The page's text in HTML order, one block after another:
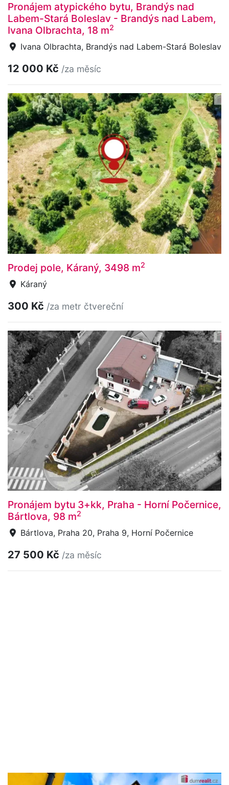
Pronájem atypického bytu, Brandýs nad
Labem-Stará Boleslav - Brandýs nad Labem,
Ivana Olbrachta, 18 m2
Ivana Olbrachta, Brandýs nad Labem-Stará Boleslav
12 000 Kč /za měsíc
Prodej pole, Káraný, 3498 m2
Káraný
300 Kč /za metr čtvereční
Pronájem bytu 3+kk, Praha - Horní Počernice,
Bártlova, 98 m2
Bártlova, Praha 20, Praha 9, Horní Počernice
27 500 Kč /za měsíc